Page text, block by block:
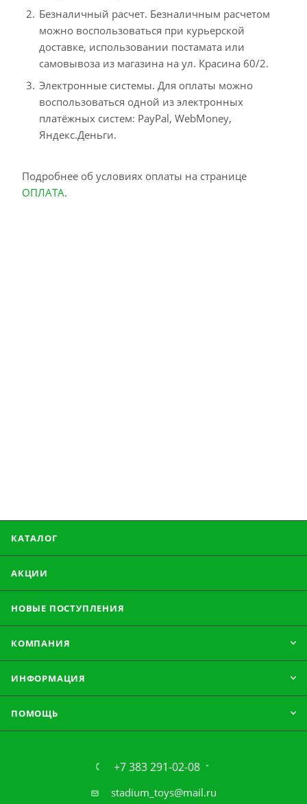
Безналичный расчет. Безналичным расчетом
можно воспользоваться при курьерской
доставке, использовании постамата или
самовывоза из магазина на ул. Красина 60/2.
Электронные системы. Для оплаты можно
воспользоваться одной из электронных
платёжных систем: PayPal, WebMoney,
Яндекс.Деньги.
Подробнее об условиях оплаты на странице
ОПЛАТА.
КАТАЛОГ
АКЦИИ
НОВЫЕ ПОСТУПЛЕНИЯ
КОМПАНИЯ
ИНФОРМАЦИЯ
ПОМОЩЬ
+7 383 291-02-08
stadium_toys@mail.ru